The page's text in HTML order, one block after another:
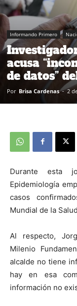
Informando Primero
acusa
de datos”
Por Brisa Cardenas - 2
Durante esta
Epidemiología
casos
Mundial de la
Al respecto,
Milenio
alcalde no tiene
hay en esa
información no